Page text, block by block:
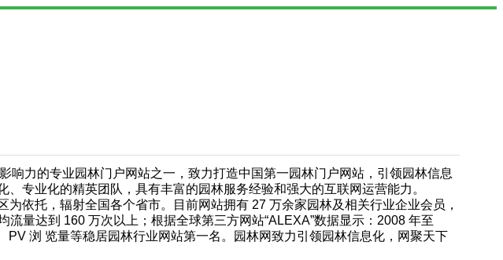
力的专业园林门户网站之一，致力打造中国第一园林门户网站，引领园林信息
专业化的精英团队，具有丰富的园林服务经验和强大的互联网运营能力。
依托，辐射全国各个省市。目前网站拥有 27 万余家园林及相关行业企业会员，
流量达到 160 万次以上；根据全球第三方网站“ALEXA”数据显示：2008 年至
PV 浏 览量等稳居园林行业网站第一名。园林网致力引领园林信息化，网聚天下